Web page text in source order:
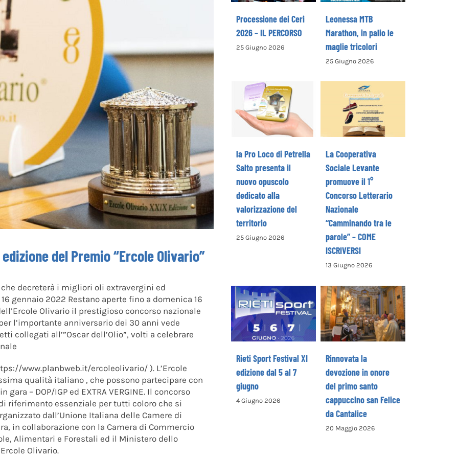
del Premio “Ercole Olivario”
decreterà i migliori oli extravergini ed
gennaio 2022 Restano aperte fino a domenica 16
Olivario il prestigioso concorso nazionale
l’importante anniversario dei 30 anni vede
collegati all’”Oscar dell’Olio”, volti a celebrare
www.planbweb.it/ercoleolivario/ ). L’Ercole
qualità italiano , che possono partecipare con
– DOP/IGP ed EXTRA VERGINE. Il concorso
riferimento essenziale per tutti coloro che si
dall’Unione Italiana delle Camere di
in collaborazione con la Camera di Commercio
Alimentari e Forestali ed il Ministero dello
Olivario.
Processione dei Ceri
2026 – IL PERCORSO
25 Giugno 2026
Leonessa MTB
Marathon, in palio le
maglie tricolori
25 Giugno 2026
Petrella Salto
presenta il
nuovo opuscolo
dedicato alla
valorizzazione
del territorio
la Pro Loco di Petrella
Salto presenta il
nuovo opuscolo
dedicato alla
valorizzazione del
territorio
25 Giugno 2026
La Cooperativa
Sociale Levante
promuove il 1°
Concorso
Letterario
Nazionale
“Camminando tra
le parole” –
COME ISCRIVERSI
La Cooperativa
Sociale Levante
promuove il 1°
Concorso Letterario
Nazionale
“Camminando tra le
parole” – COME
ISCRIVERSI
13 Giugno 2026
Rieti Sport
Festival XI
edizione dal 5 al
7 giugno
Rieti Sport Festival XI
edizione dal 5 al 7
giugno
4 Giugno 2026
devozione in
onore del primo
santo
cappuccino san
Felice da
Cantalice
Rinnovata la
devozione in onore
del primo santo
cappuccino san Felice
da Cantalice
20 Maggio 2026